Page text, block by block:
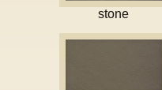
stone